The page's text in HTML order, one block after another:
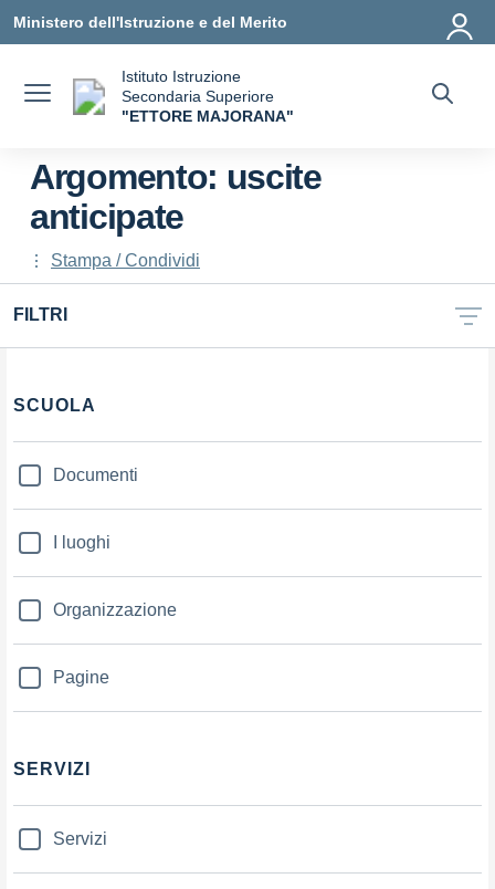
Ministero dell'Istruzione e del Merito
Istituto Istruzione
Secondaria Superiore
"ETTORE MAJORANA"
Argomento: uscite
anticipate
Stampa / Condividi
FILTRI
Filtri
SCUOLA
Documenti
I luoghi
Organizzazione
Pagine
SERVIZI
Servizi